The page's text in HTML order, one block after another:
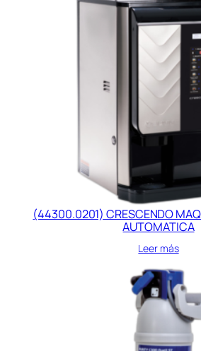
(44300.0201) CRESCENDO
AUTOMATICA
Leer más